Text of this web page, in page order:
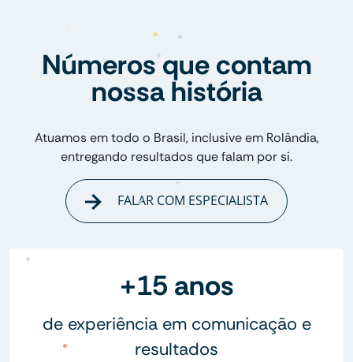
Números que contam
nossa história
Atuamos em todo o Brasil, inclusive em Rolândia,
entregando resultados que falam por si.
FALAR COM ESPECIALISTA
+15 anos
de experiência em comunicação e
resultados